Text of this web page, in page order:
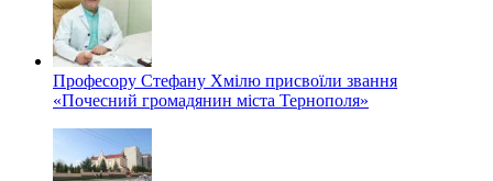
Професору Стефану Хмілю присвоїли звання
«Почесний громадянин міста Тернополя»